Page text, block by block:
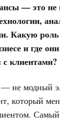
— это не
Какую роль
и где
клиентами?
— не модный
который